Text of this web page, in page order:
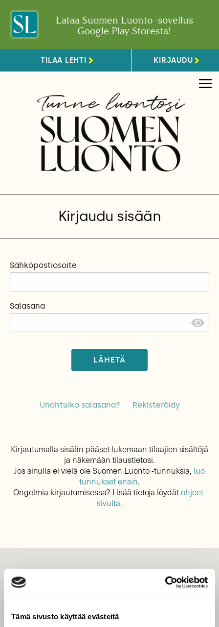
Tämä sivusto käyttää evästeitä
Lataa Suomen Luonto -sovellus
Google Play Storesta!
TILAA LEHTI KIRJAUDU
Kirjaudu sisään
Sähköpostiosoite
Salasana
LÄHETÄ
Unohtuiko salasana? Rekisteröidy
Kirjautumalla sisään pääset lukemaan tilaajien sisältöjä
ja näkemään tilaustietosi.
Jos sinulla ei vielä ole Suomen Luonto -tunnuksia, luo
tunnukset ensin.
Ongelmia kirjautumisessa? Lisää tietoja löydätohjeet-
sivulta.
Tilaa digilukuoikeus